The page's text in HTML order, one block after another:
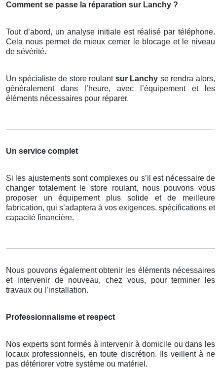
Comment se passe la réparation sur Lanchy ?
Tout d’abord, un analyse initiale est réalisé par téléphone.
Cela nous permet de mieux cerner le blocage et le niveau
de sévérité.
Un spécialiste de store roulant sur Lanchy se rendra alors,
généralement dans l’heure, avec l’équipement et les
éléments nécessaires pour réparer.
Un service complet
Si les ajustements sont complexes ou s’il est nécessaire de
changer totalement le store roulant, nous pouvons vous
proposer un équipement plus solide et de meilleure
fabrication, qui s’adaptera à vos exigences, spécifications et
capacité financière.
Nous pouvons également obtenir les éléments nécessaires
et intervenir de nouveau, chez vous, pour terminer les
travaux ou l’installation.
Professionnalisme et respect
Nos experts sont formés à intervenir à domicile ou dans les
locaux professionnels, en toute discrétion. Ils veillent à ne
pas détériorer votre système ou matériel.